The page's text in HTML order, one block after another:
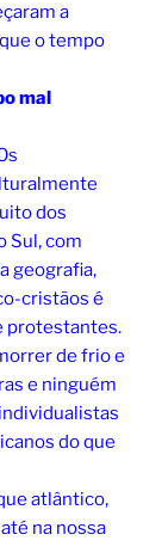
a
o tempo
mal
dos
Sul, com
geografia,
cristãos é
protestantes.
de frio e
e ninguém
do que
atlântico,
na nossa